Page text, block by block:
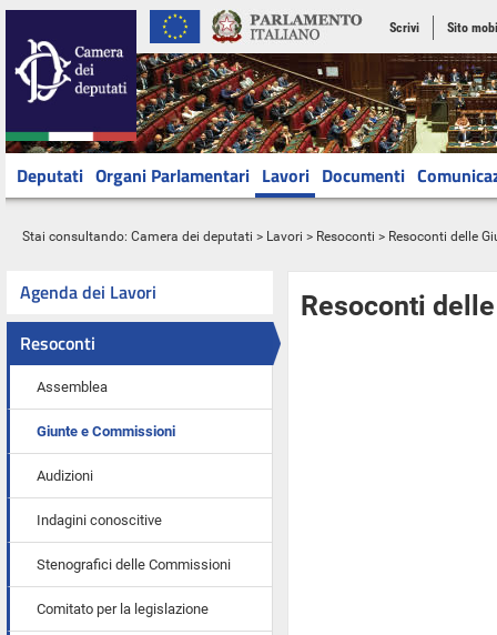
Scrivi Sito
Deputati Organi Parlamentari Lavori Documenti
Stai consultando: Camera dei deputati > Lavori > Resoconti > Resoconti delle
Agenda dei Lavori
Resoconti
Assemblea
Giunte e Commissioni
Audizioni
Indagini conoscitive
Stenografici delle Commissioni
Comitato per la legislazione
Resoconti